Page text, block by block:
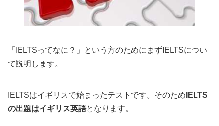
「IELTSってなに？」という方のためにまずIELTSについ
て説明します。
IELTSはイギリスで始まったテストです。そのため IELTS
の出題はイギリス英語となります。